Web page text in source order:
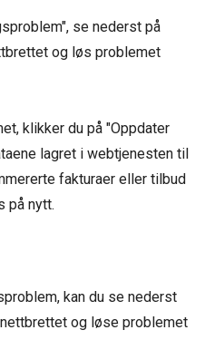
se nederst på
og løs problemet
klikker du på "Oppdater
lagret i webtjenesten til
fakturaer eller tilbud
på nytt.
kan du se nederst
og løse problemet